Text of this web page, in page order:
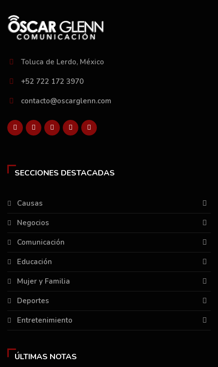
Toluca de Lerdo, México
+52 722 172 3970
contacto@oscarglenn.com
SECCIONES DESTACADAS
Causas
Negocios
Comunicación
Educación
Mujer y Familia
Deportes
Entretenimiento
ÚLTIMAS NOTAS